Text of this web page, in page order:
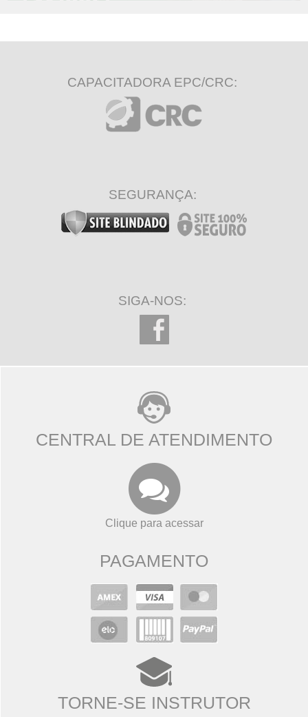
CAPACITADORA EPC/CRC:
SEGURANÇA:
SIGA-NOS:
CENTRAL DE ATENDIMENTO
Clique para acessar
PAGAMENTO
TORNE-SE INSTRUTOR